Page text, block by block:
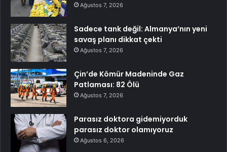
Ağustos 7, 2026
Sadece tank değil: Almanya’nın yeni
savaş planı dikkat çekti
Ağustos 7, 2026
Çin’de Kömür Madeninde Gaz
Patlaması: 82 Ölü
Ağustos 7, 2026
Parasız doktora gidemiyorduk
parasız doktor olamıyoruz
Ağustos 6, 2026